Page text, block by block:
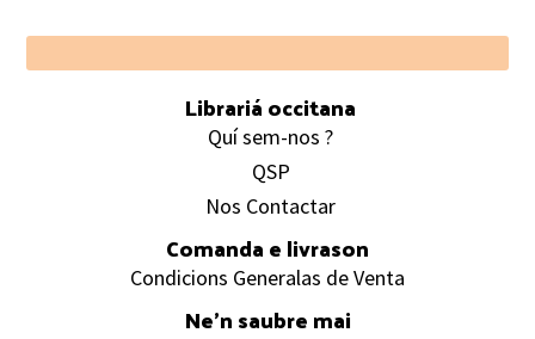
Footer
Librariá occitana
Quí sem-nos ?
QSP
Nos Contactar
Comanda e livrason
Condicions Generalas de Venta
Ne’n saubre mai